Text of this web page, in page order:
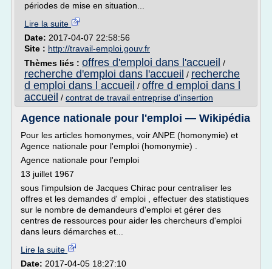
périodes de mise en situation...
Lire la suite
Date: 2017-04-07 22:58:56
Site : http://travail-emploi.gouv.fr
Thèmes liés : offres d'emploi dans l'accueil /
recherche d'emploi dans l'accueil / recherche
d emploi dans l accueil / offre d emploi dans l
accueil / contrat de travail entreprise d'insertion
Agence nationale pour l'emploi — Wikipédia
Pour les articles homonymes, voir ANPE (homonymie) et
Agence nationale pour l'emploi (homonymie) .
Agence nationale pour l'emploi
13 juillet 1967
sous l'impulsion de Jacques Chirac pour centraliser les
offres et les demandes d' emploi , effectuer des statistiques
sur le nombre de demandeurs d'emploi et gérer des
centres de ressources pour aider les chercheurs d'emploi
dans leurs démarches et...
Lire la suite
Date: 2017-04-05 18:27:10